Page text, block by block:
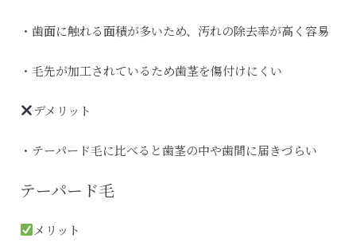
・歯面に触れる面積が多いため、汚れの除去率が高く容易
・毛先が加工されているため歯茎を傷付けにくい
デメリット
・テーパード毛に比べると歯茎の中や歯間に届きづらい
テーパード毛
メリット